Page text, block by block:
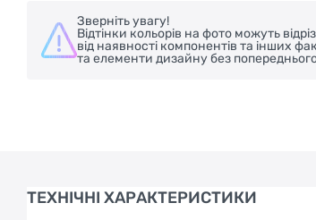
Зверніть увагу!
Відтінки кольорів на фото можуть
від наявності компонентів та інших
та елементи дизайну без
ТЕХНІЧНІ ХАРАКТЕРИСТИКИ